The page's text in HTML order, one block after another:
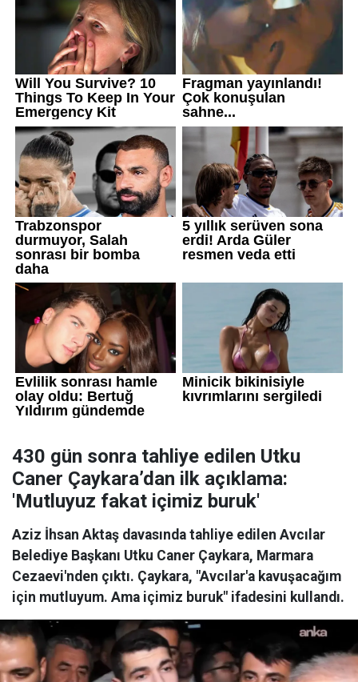
430 gün sonra tahliye edilen Utku
Caner Çaykara’dan ilk açıklama:
'Mutluyuz fakat içimiz buruk'
Aziz İhsan Aktaş davasında tahliye edilen Avcılar
Belediye Başkanı Utku Caner Çaykara, Marmara
Cezaevi'nden çıktı. Çaykara, "Avcılar'a kavuşacağım
için mutluyum. Ama içimiz buruk" ifadesini kullandı.